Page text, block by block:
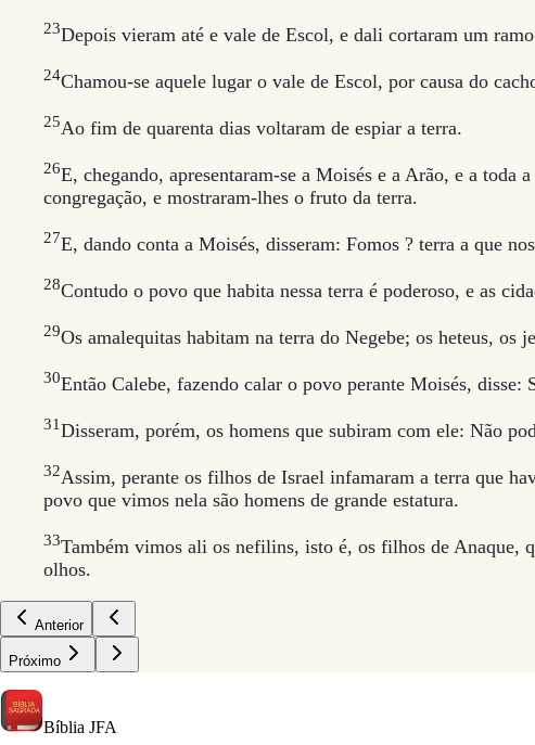
23Depois vieram até e vale de Escol, e dali cortaram um
24Chamou-se aquele lugar o vale de Escol, por causa do
25Ao fim de quarenta dias voltaram de espiar a terra.
26E, chegando, apresentaram-se a Moisés e a Arão, e a toda
congregação, e mostraram-lhes o fruto da terra.
27E, dando conta a Moisés, disseram: Fomos ? terra a que
28Contudo o povo que habita nessa terra é poderoso, e as
29Os amalequitas habitam na terra do Negebe; os heteus, os
30Então Calebe, fazendo calar o povo perante Moisés, disse:
31Disseram, porém, os homens que subiram com ele: Não
32Assim, perante os filhos de Israel infamaram a terra que
povo que vimos nela são homens de grande estatura.
33Também vimos ali os nefilins, isto é, os filhos de Anaque,
olhos.
Anterior
Próximo
Bíblia JFA